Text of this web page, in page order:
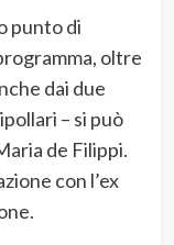
punto di
oltre
dai due
– si può
de Filippi.
con l’ex